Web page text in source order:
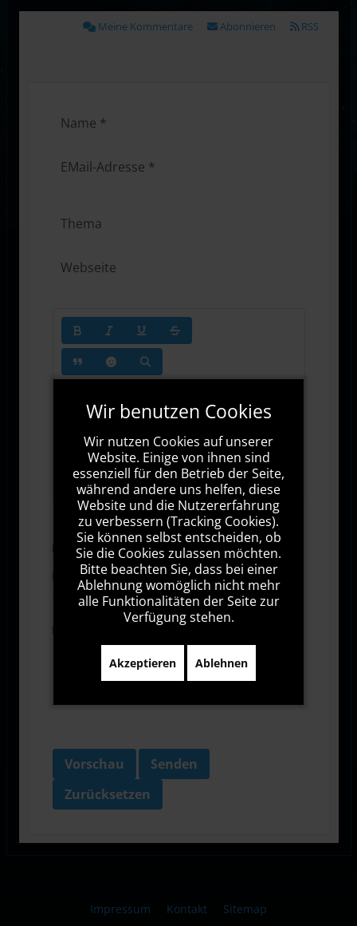
Meine Kommentare Abonnieren RSS
1000Zeichen übrig
Abonnieren
Ich stimme den Allgemeinen
Geschäftsbedingungen zu.
meine Daten über dieses Formular erhebt.
Vorschau
Senden
Zurücksetzen
Impressum Kontakt Sitemap
Wir benutzen Cookies
Wir nutzen Cookies auf unserer
Website. Einige von ihnen sind
essenziell für den Betrieb der Seite,
während andere uns helfen, diese
Website und die Nutzererfahrung
zu verbessern (Tracking Cookies).
Sie können selbst entscheiden, ob
Sie die Cookies zulassen möchten.
Bitte beachten Sie, dass bei einer
Ablehnung womöglich nicht mehr
alle Funktionalitäten der Seite zur
Verfügung stehen.
Akzeptieren Ablehnen